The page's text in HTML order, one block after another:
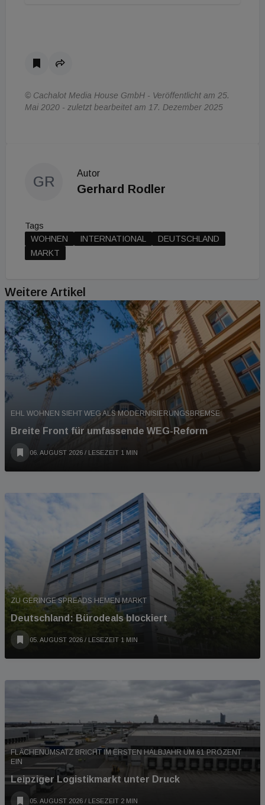
© Cachalot Media House GmbH - Veröffentlicht am 25.
Mai 2020 - zuletzt bearbeitet am 17. Dezember 2025
GR
Autor
Gerhard Rodler
Tags
WOHNEN
INTERNATIONAL
DEUTSCHLAND
MARKT
Weitere Artikel
EHL WOHNEN SIEHT WEG ALS MODERNISIERUNGSBREMSE
Breite Front für umfassende WEG-Reform
06. AUGUST 2026 / LESEZEIT 1 MIN
ZU GERINGE SPREADS HEMEN MARKT
Deutschland: Bürodeals blockiert
05. AUGUST 2026 / LESEZEIT 1 MIN
FLÄCHENUMSATZ BRICHT IM ERSTEN HALBJAHR UM 61 PROZENT
EIN
Leipziger Logistikmarkt unter Druck
05. AUGUST 2026 / LESEZEIT 2 MIN